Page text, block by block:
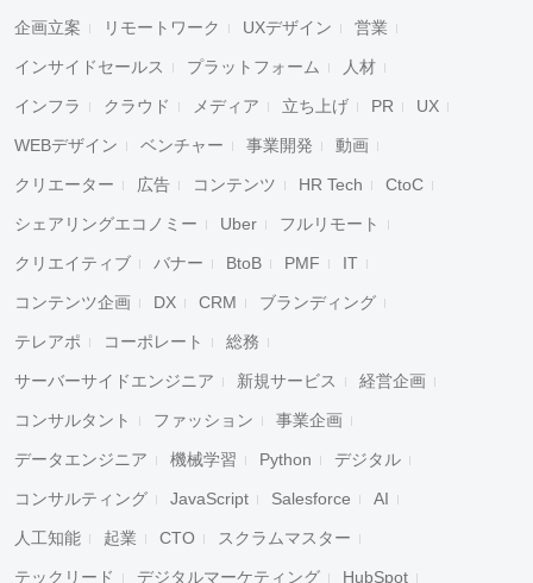
企画立案 リモートワーク UXデザイン 営業
インサイドセールス プラットフォーム 人材
インフラ クラウド メディア 立ち上げ PR UX
WEBデザイン ベンチャー 事業開発 動画
クリエーター 広告 コンテンツ HR Tech CtoC
シェアリングエコノミー Uber フルリモート
クリエイティブ バナー BtoB PMF IT
コンテンツ企画 DX CRM ブランディング
テレアポ コーポレート 総務
サーバーサイドエンジニア 新規サービス 経営企画
コンサルタント ファッション 事業企画
データエンジニア 機械学習 Python デジタル
コンサルティング JavaScript Salesforce AI
人工知能 起業 CTO スクラムマスター
テックリード デジタルマーケティング HubSpot